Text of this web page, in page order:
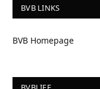
BVB LINKS
BVB Homepage